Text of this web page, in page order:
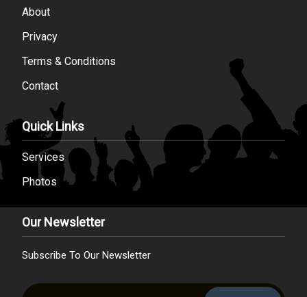
About
Privacy
Terms & Conditions
Contact
Quick Links
Services
Photos
Our Newsletter
Subscribe To Our Newsletter